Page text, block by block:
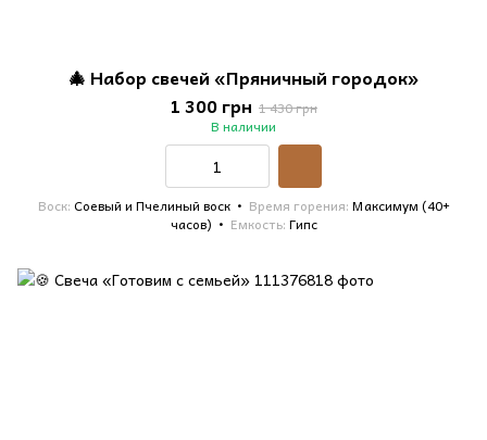
🎄 Набор свечей «Пряничный городок»
1 300 грн 1 430 грн
В наличии
Воск Соевый и Пчелиный воск Время горения Максимум (40+
часов)
Емкость Гипс